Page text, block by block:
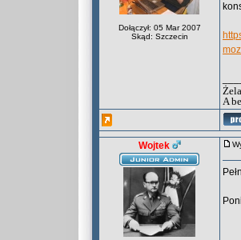
Dołączył: 05 Mar 2007
Skąd: Szczecin
A
Wojtek